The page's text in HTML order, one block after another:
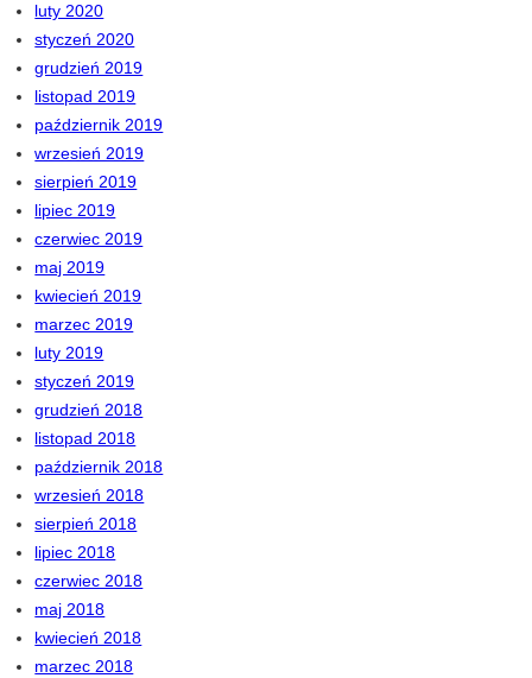
luty 2020
styczeń 2020
grudzień 2019
listopad 2019
październik 2019
wrzesień 2019
sierpień 2019
lipiec 2019
czerwiec 2019
maj 2019
kwiecień 2019
marzec 2019
luty 2019
styczeń 2019
grudzień 2018
listopad 2018
październik 2018
wrzesień 2018
sierpień 2018
lipiec 2018
czerwiec 2018
maj 2018
kwiecień 2018
marzec 2018